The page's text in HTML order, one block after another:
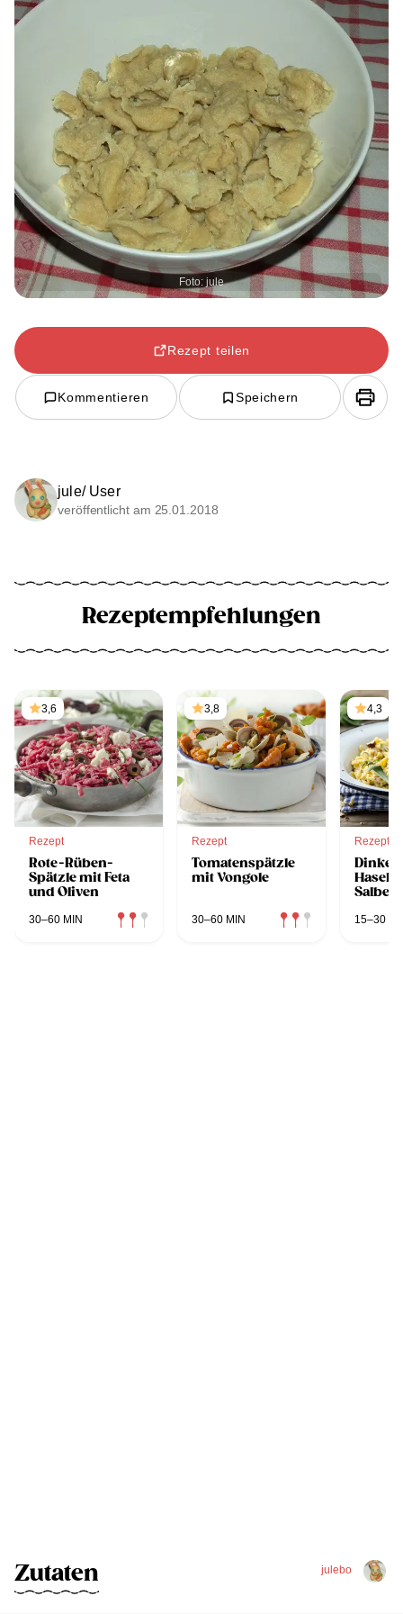
Foto: jule
Rezept teilen
Kommentieren Speichern
jule/ User
veröffentlicht am 25.01.2018
Rezeptempfehlungen
3,6
Rezept
Rote-Rüben-
Spätzle mit Feta
und Oliven
30–60 MIN
3,8
Rezept
Tomatenspätzle
mit Vongole
30–60 MIN
4,3
Rezept
Salbei
15–30
julebo
Zutaten